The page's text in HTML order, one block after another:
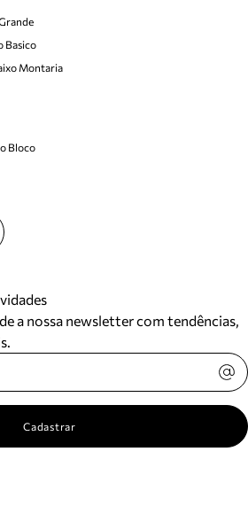
Basico
Montaria
Bloco
a nossa newsletter com tendências,
Cadastrar